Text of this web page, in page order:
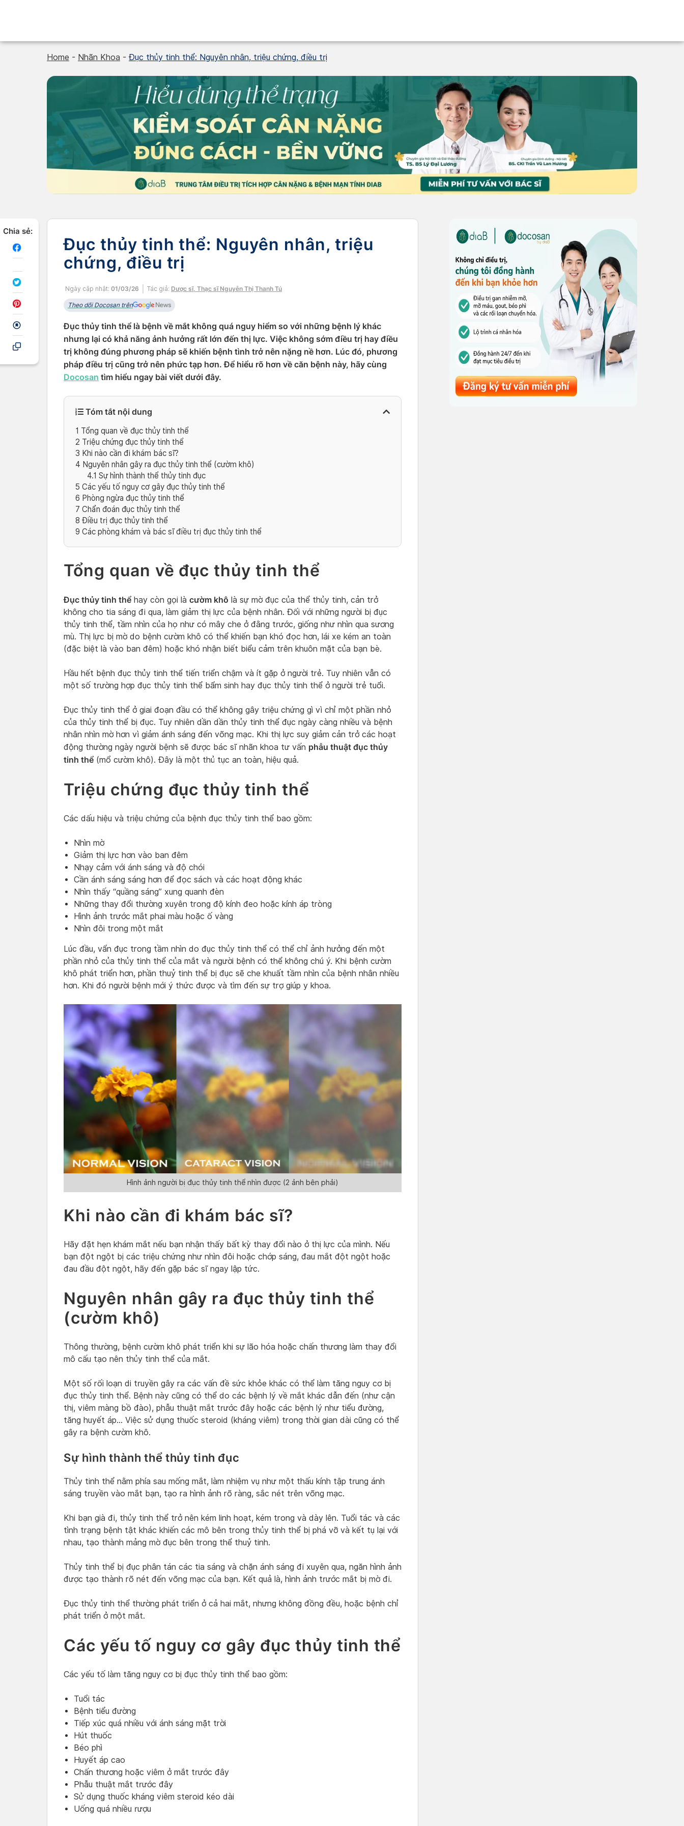
Home - Nhãn Khoa - Đục thủy tinh thể: Nguyên nhân, triệu chứng, điều trị
Chia sẻ:
Đục thủy tinh thể: Nguyên nhân, triệu
chứng, điều trị
Ngày cập nhật: 01/03/26 Tác giả: Dược sĩ, Thạc sĩ Nguyễn Thị Thanh Tú
Theo dõi Docosan trên
Đục thủy tinh thể là bệnh về mắt không quá nguy hiểm so với những bệnh lý khác
nhưng lại có khả năng ảnh hưởng rất lớn đến thị lực. Việc không sớm điều trị hay điều
trị không đúng phương pháp sẽ khiến bệnh tình trở nên nặng nề hơn. Lúc đó, phương
pháp điều trị cũng trở nên phức tạp hơn. Để hiểu rõ hơn về căn bệnh này, hãy cùng
Docosan tìm hiểu ngay bài viết dưới đây.
Tóm tắt nội dung
1 Tổng quan về đục thủy tinh thể
2 Triệu chứng đục thủy tinh thể
3 Khi nào cần đi khám bác sĩ?
4 Nguyên nhân gây ra đục thủy tinh thể (cườm khô)
4.1 Sự hình thành thể thủy tinh đục
5 Các yếu tố nguy cơ gây đục thủy tinh thể
6 Phòng ngừa đục thủy tinh thể
7 Chẩn đoán đục thủy tinh thể
8 Điều trị đục thủy tinh thể
9 Các phòng khám và bác sĩ điều trị đục thủy tinh thể
Tổng quan về đục thủy tinh thể
Đục thủy tinh thể hay còn gọi là cườm khô là sự mờ đục của thể thủy tinh, cản trở
không cho tia sáng đi qua, làm giảm thị lực của bệnh nhân. Đối với những người bị đục
thủy tinh thể, tầm nhìn của họ như có mây che ở đằng trước, giống như nhìn qua sương
mù. Thị lực bị mờ do bệnh cườm khô có thể khiến bạn khó đọc hơn, lái xe kém an toàn
(đặc biệt là vào ban đêm) hoặc khó nhận biết biểu cảm trên khuôn mặt của bạn bè.
Hầu hết bệnh đục thủy tinh thể tiến triển chậm và ít gặp ở người trẻ. Tuy nhiên vẫn có
một số trường hợp đục thủy tinh thể bẩm sinh hay đục thủy tinh thể ở người trẻ tuổi.
Đục thủy tinh thể ở giai đoạn đầu có thể không gây triệu chứng gì vì chỉ một phần nhỏ
của thủy tinh thể bị đục. Tuy nhiên dần dần thủy tinh thể đục ngày càng nhiều và bệnh
nhân nhìn mờ hơn vì giảm ánh sáng đến võng mạc. Khi thị lực suy giảm cản trở các hoạt
động thường ngày người bệnh sẽ được bác sĩ nhãn khoa tư vấn phẫu thuật đục thủy
tinh thể (mổ cườm khô). Đây là một thủ tục an toàn, hiệu quả.
Triệu chứng đục thủy tinh thể
Các dấu hiệu và triệu chứng của bệnh đục thủy tinh thể bao gồm:
Nhìn mờ
Giảm thị lực hơn vào ban đêm
Nhạy cảm với ánh sáng và độ chói
Cần ánh sáng sáng hơn để đọc sách và các hoạt động khác
Nhìn thấy “quầng sáng” xung quanh đèn
Những thay đổi thường xuyên trong độ kính đeo hoặc kính áp tròng
Hình ảnh trước mắt phai màu hoặc ố vàng
Nhìn đôi trong một mắt
Lúc đầu, vẩn đục trong tầm nhìn do đục thủy tinh thể có thể chỉ ảnh hưởng đến một
phần nhỏ của thủy tinh thể của mắt và người bệnh có thể không chú ý. Khi bệnh cườm
khô phát triển hơn, phần thuỷ tinh thể bị đục sẽ che khuất tầm nhìn của bệnh nhân nhiều
hơn. Khi đó người bệnh mới ý thức được và tìm đến sự trợ giúp y khoa.
Hình ảnh người bị đục thủy tinh thể nhìn được (2 ảnh bên phải)
Khi nào cần đi khám bác sĩ?
Hãy đặt hẹn khám mắt nếu bạn nhận thấy bất kỳ thay đổi nào ở thị lực của mình. Nếu
bạn đột ngột bị các triệu chứng như nhìn đôi hoặc chớp sáng, đau mắt đột ngột hoặc
đau đầu đột ngột, hãy đến gặp bác sĩ ngay lập tức.
Nguyên nhân gây ra đục thủy tinh thể
(cườm khô)
Thông thường, bệnh cườm khô phát triển khi sự lão hóa hoặc chấn thương làm thay đổi
mô cấu tạo nên thủy tinh thể của mắt.
Một số rối loạn di truyền gây ra các vấn đề sức khỏe khác có thể làm tăng nguy cơ bị
đục thủy tinh thể. Bệnh này cũng có thể do các bệnh lý về mắt khác dẫn đến (như cận
thị, viêm màng bồ đào), phẫu thuật mắt trước đây hoặc các bệnh lý như tiểu đường,
tăng huyết áp… Việc sử dụng thuốc steroid (kháng viêm) trong thời gian dài cũng có thể
gây ra bệnh cườm khô.
Sự hình thành thể thủy tinh đục
Thủy tinh thể nằm phía sau mống mắt, làm nhiệm vụ như một thấu kính tập trung ánh
sáng truyền vào mắt bạn, tạo ra hình ảnh rõ ràng, sắc nét trên võng mạc.
Khi bạn già đi, thủy tinh thể trở nên kém linh hoạt, kém trong và dày lên. Tuổi tác và các
tình trạng bệnh tật khác khiến các mô bên trong thủy tinh thể bị phá vỡ và kết tụ lại với
nhau, tạo thành mảng mờ đục bên trong thể thuỷ tinh.
Thủy tinh thể bị đục phân tán các tia sáng và chặn ánh sáng đi xuyên qua, ngăn hình ảnh
được tạo thành rõ nét đến võng mạc của bạn. Kết quả là, hình ảnh trước mắt bị mờ đi.
Đục thủy tinh thể thường phát triển ở cả hai mắt, nhưng không đồng đều, hoặc bệnh chỉ
phát triển ở một mắt.
Các yếu tố nguy cơ gây đục thủy tinh thể
Các yếu tố làm tăng nguy cơ bị đục thủy tinh thể bao gồm:
Tuổi tác
Bệnh tiểu đường
Tiếp xúc quá nhiều với ánh sáng mặt trời
Hút thuốc
Béo phì
Huyết áp cao
Chấn thương hoặc viêm ở mắt trước đây
Phẫu thuật mắt trước đây
Sử dụng thuốc kháng viêm steroid kéo dài
Uống quá nhiều rượu